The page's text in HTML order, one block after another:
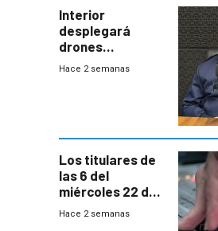
Interior
desplegará
drones
autónomos para
Hace 2 semanas
Los titulares de
las 6 del
miércoles 22 de
julio de 2026
Hace 2 semanas